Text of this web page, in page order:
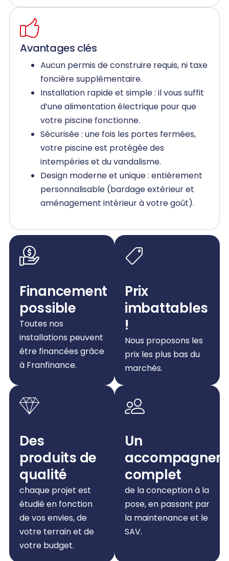
Avantages clés
Aucun permis de construire requis, ni taxe
foncière supplémentaire.
Installation rapide et simple : il vous suffit
d’une alimentation électrique pour que
votre piscine fonctionne.
Sécurisée : une fois les portes fermées,
votre piscine est protégée des
intempéries et du vandalisme.
Design moderne et unique : entièrement
personnalisable (bardage extérieur et
aménagement intérieur à votre goût).
Financement
possible
Toutes nos
installations peuvent
être financées grâce
à Franfinance.
Prix
imbattables
!
Nous proposons les
prix les plus bas du
marchés.
Des
produits de
qualité
chaque projet est
étudié en fonction
de vos envies, de
votre terrain et de
votre budget.
Un
complet
de la conception à la
pose, en passant par
la maintenance et le
SAV.